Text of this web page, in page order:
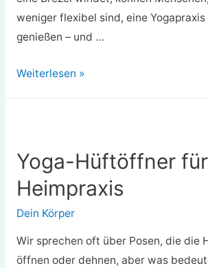
weniger flexibel sind, eine Yogapraxis
genießen – und …
Bevor
Senioren
beginnen
Weiterlesen »
Yoga-Hüftöffner
Heimpraxis
Dein Körper
Wir sprechen oft über Posen, die die
öffnen oder dehnen, aber was